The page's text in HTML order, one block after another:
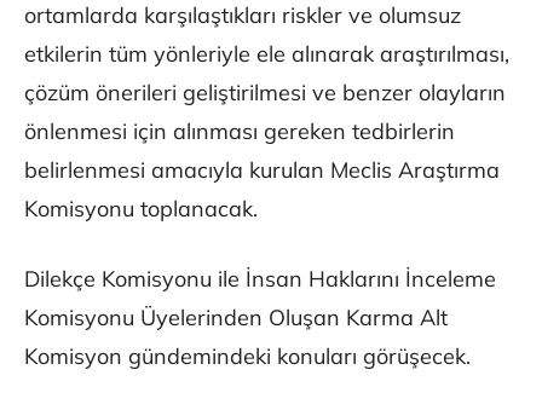
ortamlarda karşılaştıkları riskler ve olumsuz
etkilerin tüm yönleriyle ele alınarak araştırılması,
çözüm önerileri geliştirilmesi ve benzer olayların
önlenmesi için alınması gereken tedbirlerin
belirlenmesi amacıyla kurulan Meclis Araştırma
Komisyonu toplanacak.
Dilekçe Komisyonu ile İnsan Haklarını İnceleme
Komisyonu Üyelerinden Oluşan Karma Alt
Komisyon gündemindeki konuları görüşecek.